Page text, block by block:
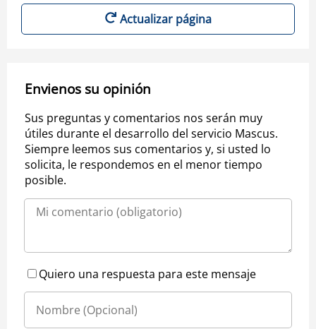
Actualizar página
Envienos su opinión
Sus preguntas y comentarios nos serán muy
útiles durante el desarrollo del servicio Mascus.
Siempre leemos sus comentarios y, si usted lo
solicita, le respondemos en el menor tiempo
posible.
Quiero una respuesta para este mensaje